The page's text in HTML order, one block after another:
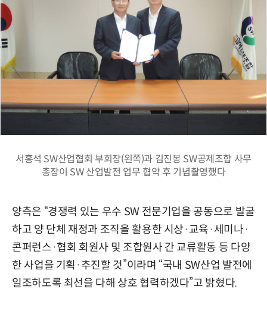
서홍석 SW산업협회 부회장(왼쪽)과 김진봉 SW공제조합 사무
총장이 SW 산업발전 업무 협약 후 기념촬영했다
양측은 “경쟁력 있는 우수 SW 전문기업을 공동으로 발굴
하고 양 단체 재정과 조직을 활용한 시상·교육·세미나·
콘퍼런스·협회 회원사 및 조합원사 간 교류활동 등 다양
한 사업을 기획·추진할 것”이라며 “국내 SW산업 발전에
일조하도록 최선을 다해 상호 협력하겠다”고 밝혔다.